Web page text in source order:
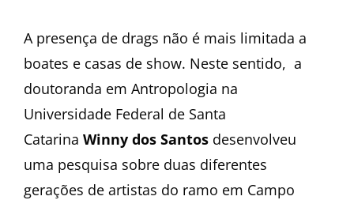
A presença de drags não é mais limitada a
boates e casas de show. Neste sentido, a
doutoranda em Antropologia na
Universidade Federal de Santa
Catarina Winny dos Santos desenvolveu
uma pesquisa sobre duas diferentes
gerações de artistas do ramo em Campo